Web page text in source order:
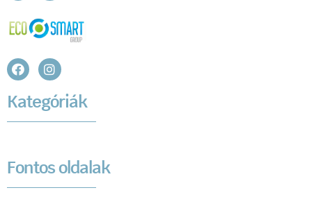
Kategóriák
Fontos oldalak